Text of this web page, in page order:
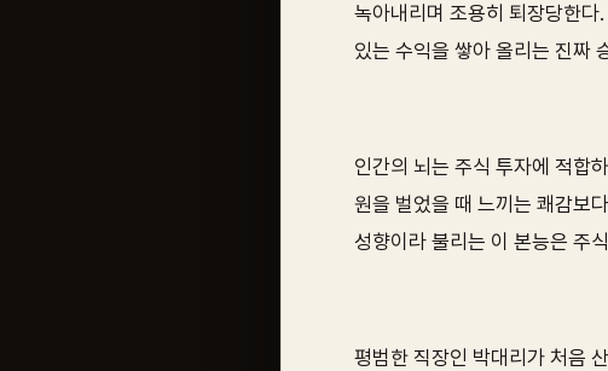
녹아내리며 조용히 퇴장당한다
있는 수익을 쌓아 올리는 진짜
인간의 뇌는 주식 투자에 적합
원을 벌었을 때 느끼는 쾌감보
성향이라 불리는 이 본능은 주
평범한 직장인 박대리가 처음